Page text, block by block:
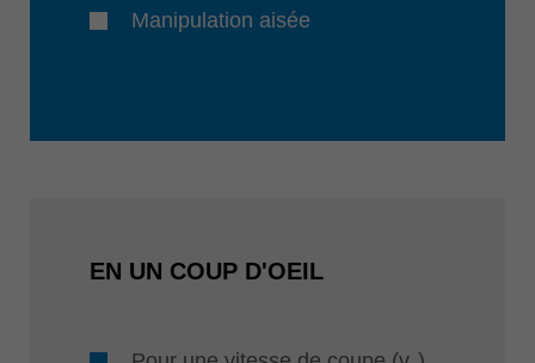
Manipulation aisée
EN UN COUP D'OEIL